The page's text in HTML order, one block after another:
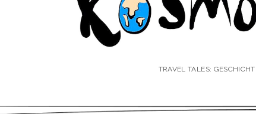
TRAVEL TALES: